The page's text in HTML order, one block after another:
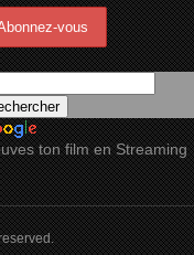
ton film en Streaming